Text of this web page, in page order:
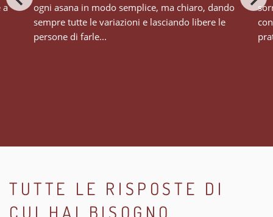
ogni asana in modo semplice, ma chiaro, dando
sempre tutte le variazioni e lasciando libere le
persone di farle...
a
TUTTE LE RISPOSTE DI
CUI HAI BISOGNO